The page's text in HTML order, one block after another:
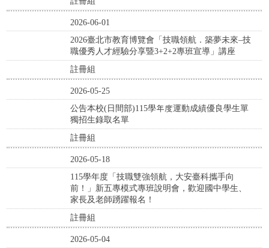
2026-06-01
2026臺北市教育博覽會「技職領航．築夢未來–技
職優秀人才經驗分享暨3+2+2專班宣導」講座
註冊組
2026-05-25
公告本校(日間部)115學年度運動成績優良學生單
獨招生錄取名單
註冊組
2026-05-18
115學年度「技職雙強領航，大安臺科攜手向
前！」新五專模式專班說明會，歡迎國中學生、
家長及老師踴躍報名！
註冊組
2026-05-04